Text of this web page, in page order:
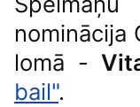
nominācija
lomā -
bail".